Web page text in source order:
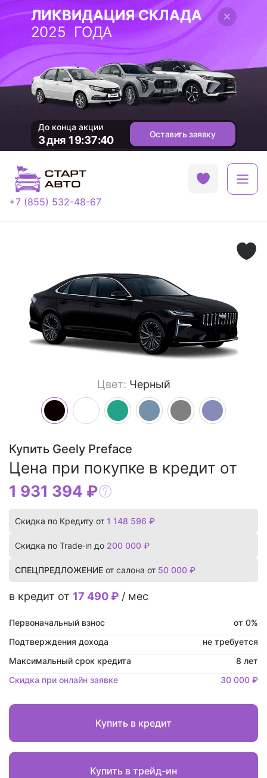
ЛИКВИДАЦИЯ СКЛАДА
2025 ГОДА
До конца акции
3 дня 19:37:40 Оставить заявку
+7 (855) 532-48-67
Цвет: Черный
Купить Geely Preface
Цена при покупке в кредит от
1 931 394 ₽
Скидка по Кредиту от 1 148 596 ₽
Скидка по Trade‑in до 200 000 ₽
СПЕЦПРЕДЛОЖЕНИЕ от салона от 50 000 ₽
в кредит от 17 490 ₽ / мес
от 0%
Первоначальный взнос
не требуется
Подтверждения дохода
8 лет
Максимальный срок кредита
30 000 ₽
Скидка при онлайн заявке
Купить в кредит
Купить в трейд-ин